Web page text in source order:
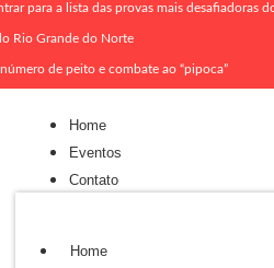
para a lista das provas mais desafiadoras
Rio Grande do Norte
de peito e combate ao “pipoca”
Home
Eventos
Contato
Home